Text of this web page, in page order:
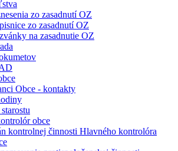
zo zasadnutí OZ
zo zasadnutí OZ
na zasadnutie OZ
Obce - kontakty
obce
kontrolnej činnosti Hlavného kontrolóra